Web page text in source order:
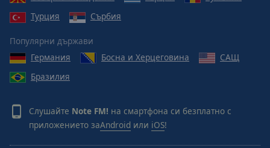
Dialog
End
dialog
window.
Турция
Сърбия
Популярни държави
Германия
Босна и Херцеговина
САЩ
Бразилия
Слушайте Note FM! на смартфона си безплатно с
приложението заAndroid или iOS!